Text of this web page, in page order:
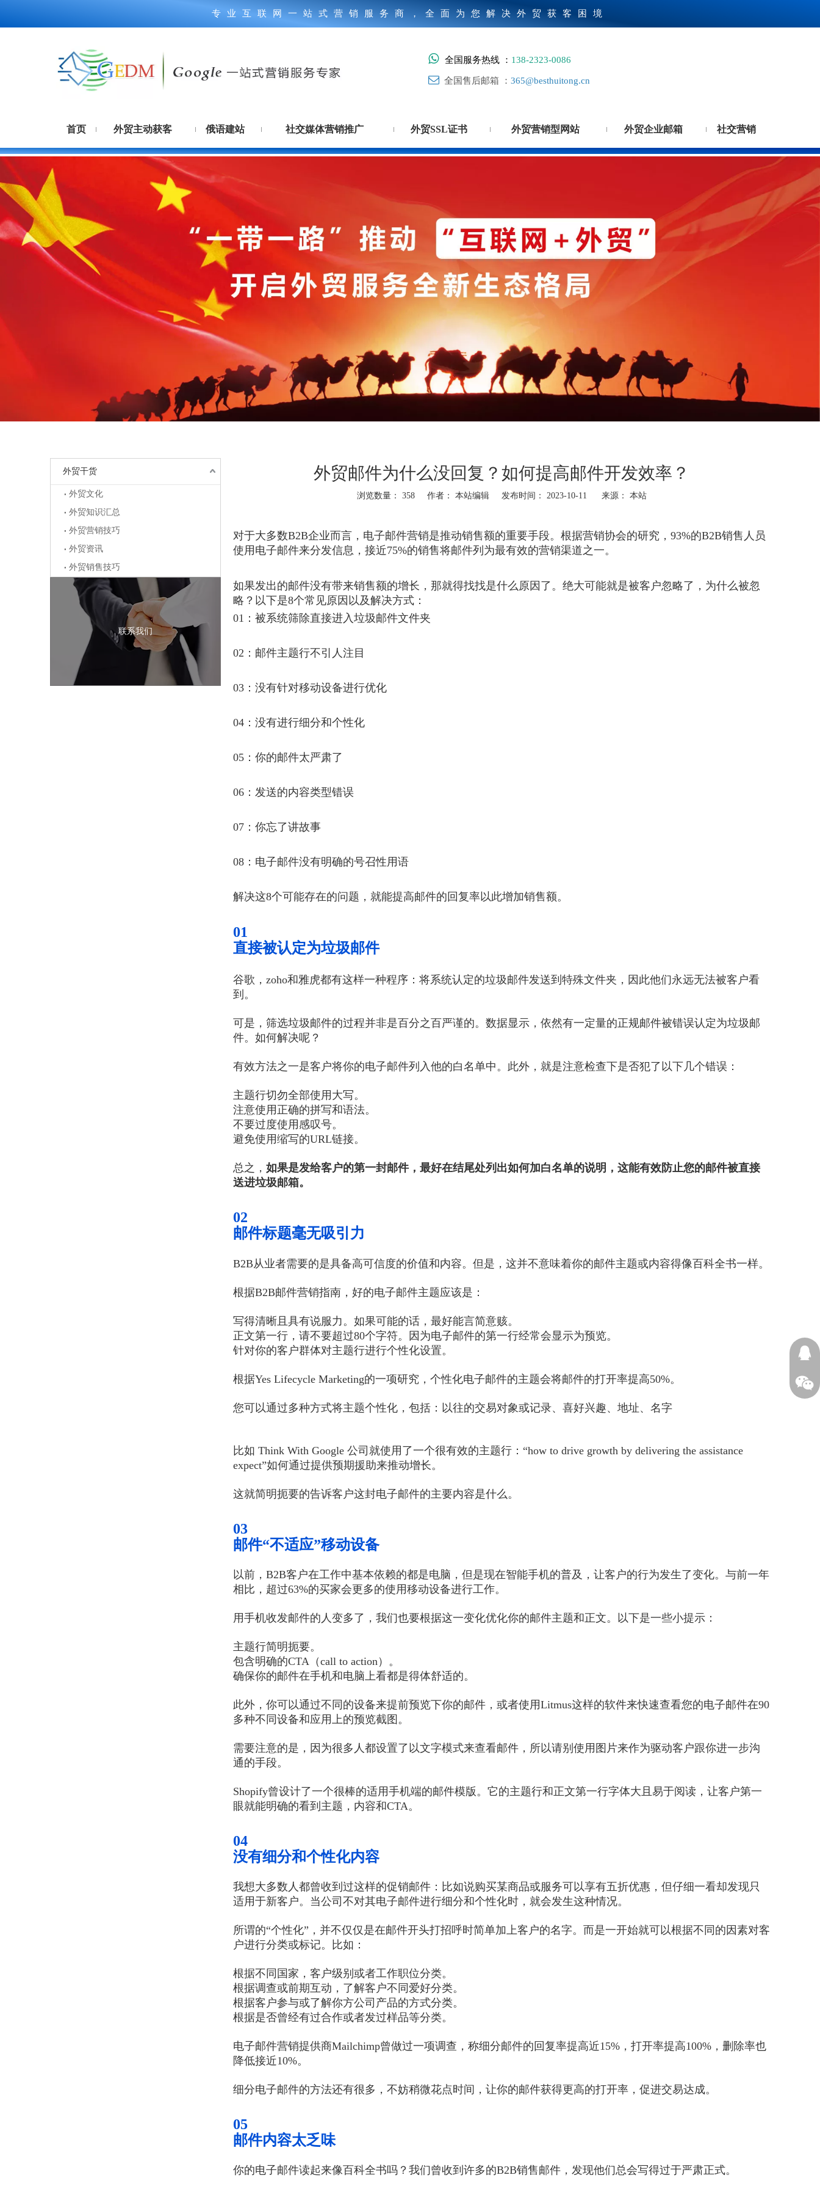
专业互联网一站式营销服务商，全面为您解决外贸获客困境
 全国服务热线 ： 138-2323-0086
 全国售后邮箱 ： 365@besthuitong.cn
首页 外贸主动获客 俄语建站 社交媒体营销推广 外贸SSL证书 外贸营销型网站 外贸企业邮箱 社交营销
外贸干货
外贸文化
外贸知识汇总
外贸营销技巧
外贸资讯
外贸销售技巧
联系我们
外贸邮件为什么没回复？如何提高邮件开发效率？
浏览数量： 358作者： 本站编辑 发布时间： 2023-10-11 来源： 本站
对于大多数B2B企业而言，电子邮件营销是推动销售额的重要手段。根据营销协会的研究，93%的B2B销售人员
使用电子邮件来分发信息，接近75%的销售将邮件列为最有效的营销渠道之一。
如果发出的邮件没有带来销售额的增长，那就得找找是什么原因了。绝大可能就是被客户忽略了，为什么被忽
略？以下是8个常见原因以及解决方式：
01：被系统筛除直接进入垃圾邮件文件夹
02：邮件主题行不引人注目
03：没有针对移动设备进行优化
04：没有进行细分和个性化
05：你的邮件太严肃了
06：发送的内容类型错误
07：你忘了讲故事
08：电子邮件没有明确的号召性用语
解决这8个可能存在的问题，就能提高邮件的回复率以此增加销售额。
01
直接被认定为垃圾邮件
谷歌，zoho和雅虎都有这样一种程序：将系统认定的垃圾邮件发送到特殊文件夹，因此他们永远无法被客户看
到。
可是，筛选垃圾邮件的过程并非是百分之百严谨的。数据显示，依然有一定量的正规邮件被错误认定为垃圾邮
件。如何解决呢？
有效方法之一是客户将你的电子邮件列入他的白名单中。此外，就是注意检查下是否犯了以下几个错误：
主题行切勿全部使用大写。
注意使用正确的拼写和语法。
不要过度使用感叹号。
避免使用缩写的URL链接。
总之， 如果是发给客户的第一封邮件，最好在结尾处列出如何加白名单的说明，这能有效防止您的邮件被直接
送进垃圾邮箱。
02
邮件标题毫无吸引力
B2B从业者需要的是具备高可信度的价值和内容。但是，这并不意味着你的邮件主题或内容得像百科全书一样。
根据B2B邮件营销指南，好的电子邮件主题应该是：
写得清晰且具有说服力。如果可能的话，最好能言简意赅。
正文第一行，请不要超过80个字符。因为电子邮件的第一行经常会显示为预览。
针对你的客户群体对主题行进行个性化设置。
根据Yes Lifecycle Marketing的一项研究，个性化电子邮件的主题会将邮件的打开率提高50%。
您可以通过多种方式将主题个性化，包括：以往的交易对象或记录、喜好兴趣、地址、名字
比如 Think With Google 公司就使用了一个很有效的主题行：“how to drive growth by delivering the assistance
expect”如何通过提供预期援助来推动增长。
这就简明扼要的告诉客户这封电子邮件的主要内容是什么。
03
邮件“不适应”移动设备
以前，B2B客户在工作中基本依赖的都是电脑，但是现在智能手机的普及，让客户的行为发生了变化。与前一年
相比，超过63%的买家会更多的使用移动设备进行工作。
用手机收发邮件的人变多了，我们也要根据这一变化优化你的邮件主题和正文。以下是一些小提示：
主题行简明扼要。
包含明确的CTA（call to action）。
确保你的邮件在手机和电脑上看都是得体舒适的。
此外，你可以通过不同的设备来提前预览下你的邮件，或者使用Litmus这样的软件来快速查看您的电子邮件在90
多种不同设备和应用上的预览截图。
需要注意的是，因为很多人都设置了以文字模式来查看邮件，所以请别使用图片来作为驱动客户跟你进一步沟
通的手段。
Shopify曾设计了一个很棒的适用手机端的邮件模版。它的主题行和正文第一行字体大且易于阅读，让客户第一
眼就能明确的看到主题，内容和CTA。
04
没有细分和个性化内容
我想大多数人都曾收到过这样的促销邮件：比如说购买某商品或服务可以享有五折优惠，但仔细一看却发现只
适用于新客户。当公司不对其电子邮件进行细分和个性化时，就会发生这种情况。
所谓的“个性化”，并不仅仅是在邮件开头打招呼时简单加上客户的名字。而是一开始就可以根据不同的因素对客
户进行分类或标记。比如：
根据不同国家，客户级别或者工作职位分类。
根据调查或前期互动，了解客户不同爱好分类。
根据客户参与或了解你方公司产品的方式分类。
根据是否曾经有过合作或者发过样品等分类。
电子邮件营销提供商Mailchimp曾做过一项调查，称细分邮件的回复率提高近15%，打开率提高100%，删除率也
降低接近10%。
细分电子邮件的方法还有很多，不妨稍微花点时间，让你的邮件获得更高的打开率，促进交易达成。
05
邮件内容太乏味
你的电子邮件读起来像百科全书吗？我们曾收到许多的B2B销售邮件，发现他们总会写得过于严肃正式。